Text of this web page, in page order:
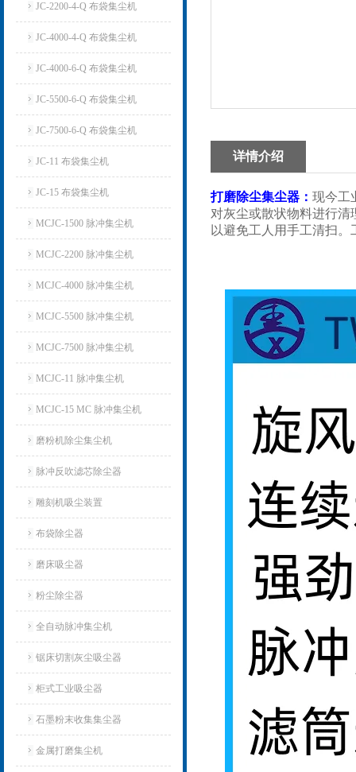
JC-2200-4-Q 布袋集尘机
JC-4000-4-Q 布袋集尘机
JC-4000-6-Q 布袋集尘机
JC-5500-6-Q 布袋集尘机
JC-7500-6-Q 布袋集尘机
JC-11 布袋集尘机
JC-15 布袋集尘机
MCJC-1500 脉冲集尘机
MCJC-2200 脉冲集尘机
MCJC-4000 脉冲集尘机
MCJC-5500 脉冲集尘机
MCJC-7500 脉冲集尘机
MCJC-11 脉冲集尘机
MCJC-15 MC 脉冲集尘机
磨粉机除尘集尘机
脉冲反吹滤芯除尘器
雕刻机吸尘装置
布袋除尘器
磨床吸尘器
粉尘除尘器
全自动脉冲集尘机
锯床切割灰尘吸尘器
柜式工业吸尘器
石墨粉末收集集尘器
金属打磨集尘机
详情介绍
打磨除尘集尘器 ： 现今工
对灰尘或散状物料进行
以避免工人用手工清扫